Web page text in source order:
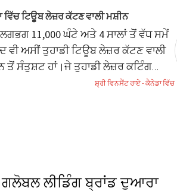
ਵਿੱਚ ਟਿਊਬ ਲੇਜ਼ਰ ਕੱਟਣ ਵਾਲੀ ਮਸ਼ੀਨ
11,000 ਘੰਟੇ ਅਤੇ 4 ਸਾਲਾਂ ਤੋਂ ਵੱਧ ਸਮੇਂ
ਵੀ ਅਸੀਂ ਤੁਹਾਡੀ ਟਿਊਬ ਲੇਜ਼ਰ ਕੱਟਣ ਵਾਲੀ
ਤੋਂ ਸੰਤੁਸ਼ਟ ਹਾਂ।ਜੇ ਤੁਹਾਡੀ ਲੇਜ਼ਰ ਕਟਿੰਗ
ਬਾਰੇ ਹੋਰ ਜਾਣਕਾਰੀ ਦੀ ਲੋੜ ਹੋਵੇ ਤਾਂ ਮੈਂ ਤੁਹਾਨੂੰ
ਸ਼੍ਰੀ ਵਿਨਸੈਂਟ ਰਾਏ - ਕੈਨੇਡਾ ਵਿੱਚ
ਲੀਡਿੰਗ ਬ੍ਰਾਂਡ ਦੁਆਰਾ